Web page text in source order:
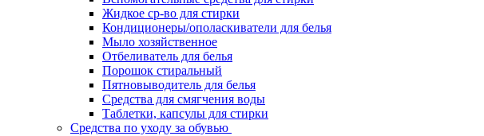
Жидкое ср-во для стирки
Кондиционеры/ополаскиватели для белья
Мыло хозяйственное
Отбеливатель для белья
Порошок стиральный
Пятновыводитель для белья
Средства для смягчения воды
Таблетки, капсулы для стирки
Средства по уходу за обувью